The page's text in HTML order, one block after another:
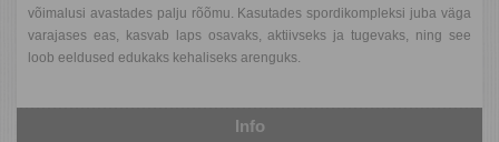
võimalusi avastades palju rõõmu. Kasutades spordikompleksi juba väga
varajases eas, kasvab laps osavaks, aktiivseks ja tugevaks, ning see
loob eeldused edukaks kehaliseks arenguks.
Info